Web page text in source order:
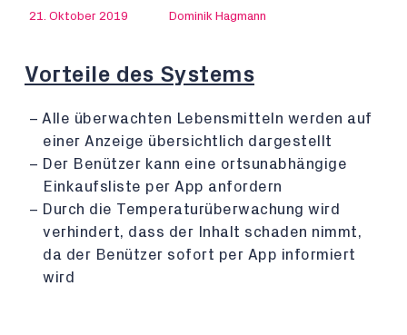
21. Oktober 2019 Dominik Hagmann
Vorteile des Systems
Alle überwachten Lebensmitteln werden auf
einer Anzeige übersichtlich dargestellt
Der Benützer kann eine ortsunabhängige
Einkaufsliste per App anfordern
Durch die Temperaturüberwachung wird
verhindert, dass der Inhalt schaden nimmt,
da der Benützer sofort per App informiert
wird